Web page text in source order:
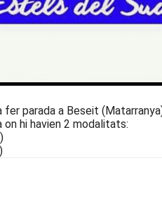
parada a Beseit
on hi havien 2 modalitats: